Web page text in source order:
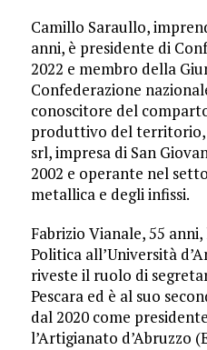
Camillo Saraullo,
anni, è presidente di
2022 e membro della
Confederazione
conoscitore del
produttivo del territorio,
srl, impresa di San
2002 e operante nel
metallica e degli infissi.
Fabrizio Vianale, 55
Politica all’Università
riveste il ruolo di
Pescara ed è al suo
dal 2020 come
l’Artigianato d’Abruzzo